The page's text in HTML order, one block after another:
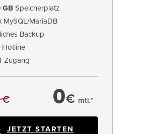
GB Speicherplatz
MySQL/MariaDB
Backup
Hotline
Zugang
€ 0€ mtl.*
JETZT STARTEN